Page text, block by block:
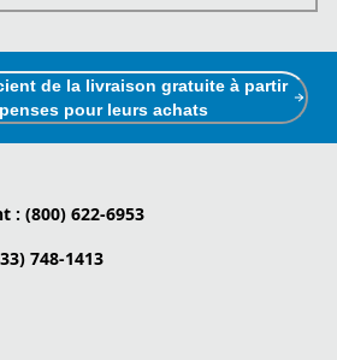
de la livraison gratuite à partir
pour leurs achats
: (800) 622-6953
748-1413